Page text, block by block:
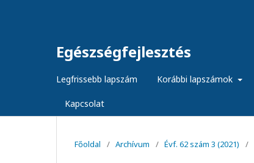
Egészségfejlesztés
Legfrissebb lapszám Korábbi lapszámok
Kapcsolat
Főoldal / Archívum / Évf. 62 szám 3 (2021) /